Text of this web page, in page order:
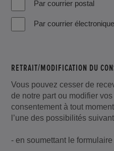
Par courrier postal
Par courrier électronique
RETRAIT/MODIFICATION DU
Vous pouvez cesser de
de notre part ou modifier
consentement à tout
l’une des possibilités
- en soumettant le formulaire